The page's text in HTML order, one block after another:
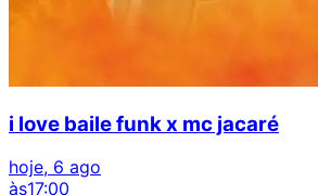
i love baile funk x mc jacaré
hoje, 6 ago
às17:00